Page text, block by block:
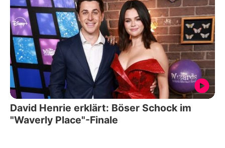
David Henrie erklärt: Böser Schock im
"Waverly Place"-Finale